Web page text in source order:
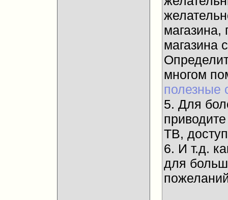
магазина,
магазина
многом
полезные
5. Для
ТВ,
6. И т.д.
для